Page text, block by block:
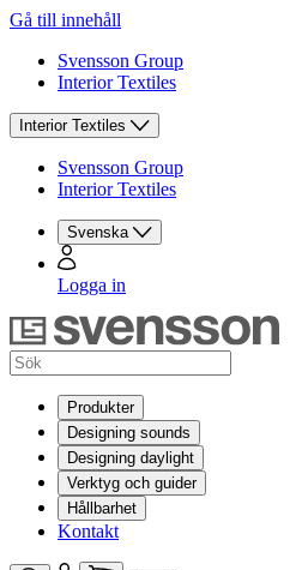
Gå till innehåll
Svensson Group
Interior Textiles
Interior Textiles
Svensson Group
Interior Textiles
Svenska
Logga in
Produkter
Designing sounds
Designing daylight
Verktyg och guider
Hållbarhet
Kontakt